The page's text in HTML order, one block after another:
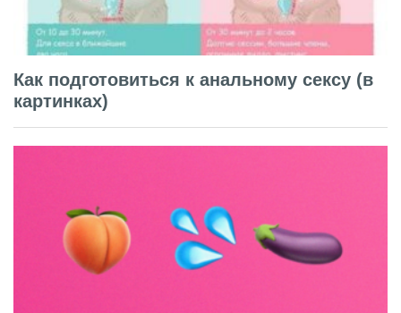
Как подготовиться к анальному сексу (в
картинках)